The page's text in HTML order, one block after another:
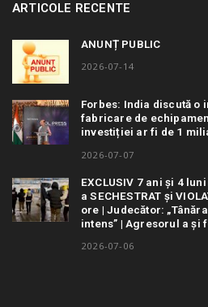
ARTICOLE RECENTE
ANUNȚ PUBLIC
2026-07-14
Forbes: India discută o
fabricare de
investiției ar fi de 1
2026-07-07
EXCLUSIV 7 ani și 4
a SECHESTRAT și
ore | Judecător:
intens” | Agresorul a
2026-07-06